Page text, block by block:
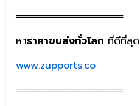
════════════════
หาราคาขนส่งทั่วโลก ที่ดีที่สุด
www.zupports.co
════════════════